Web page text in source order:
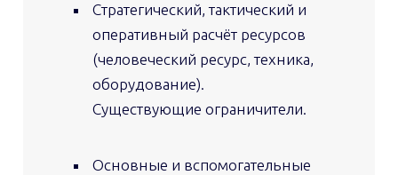
Стратегический, тактический и
оперативный расчёт ресурсов
(человеческий ресурс, техника,
оборудование).
Существующие ограничители.
Основные и вспомогательные